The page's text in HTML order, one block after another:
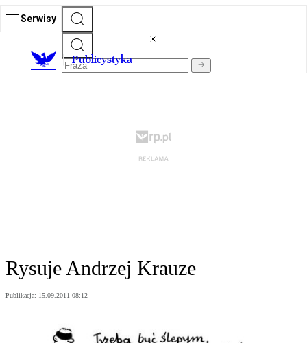
Serwisy
Publicystyka
Rysuje Andrzej Krauze
Publikacja: 15.09.2011 08:12